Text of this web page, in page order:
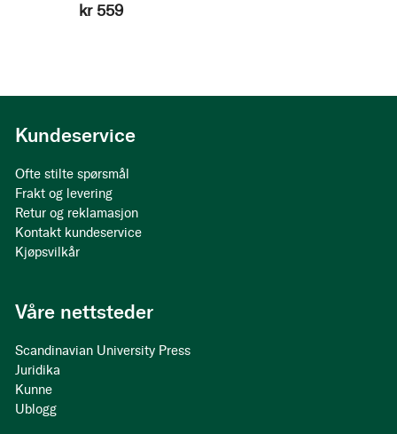
kr 559
Kundeservice
Ofte stilte spørsmål
Frakt og levering
Retur og reklamasjon
Kontakt kundeservice
Kjøpsvilkår
Våre nettsteder
Scandinavian University Press
Juridika
Kunne
Ublogg